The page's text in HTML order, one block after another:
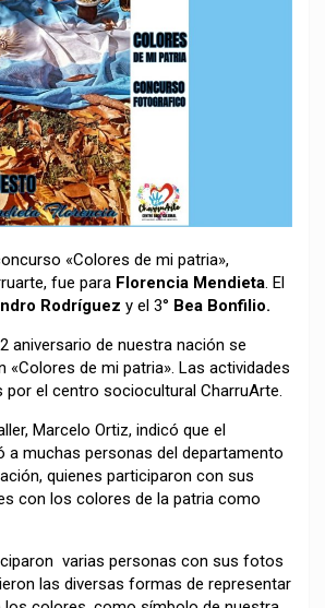
«Colores de mi patria»,
fue para Florencia Mendieta. El
Rodríguez y el 3° Bea Bonfilio.
aniversario de nuestra nación se
«Colores de mi patria». Las actividades
por el centro sociocultural CharruArte.
Marcelo Ortiz, indicó que el
a muchas personas del departamento
quienes participaron con sus
con los colores de la patria como
varias personas con sus fotos
las diversas formas de representar